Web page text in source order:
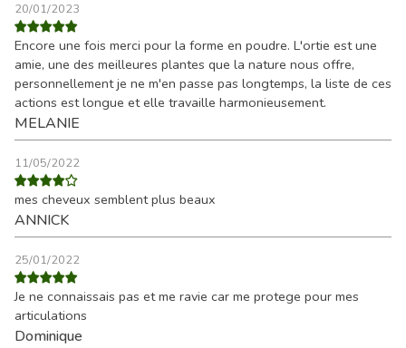
20/01/2023
Encore une fois merci pour la forme en poudre. L'ortie est une
amie, une des meilleures plantes que la nature nous offre,
personnellement je ne m'en passe pas longtemps, la liste de ces
actions est longue et elle travaille harmonieusement.
MELANIE
11/05/2022
mes cheveux semblent plus beaux
ANNICK
25/01/2022
Je ne connaissais pas et me ravie car me protege pour mes
articulations
Dominique